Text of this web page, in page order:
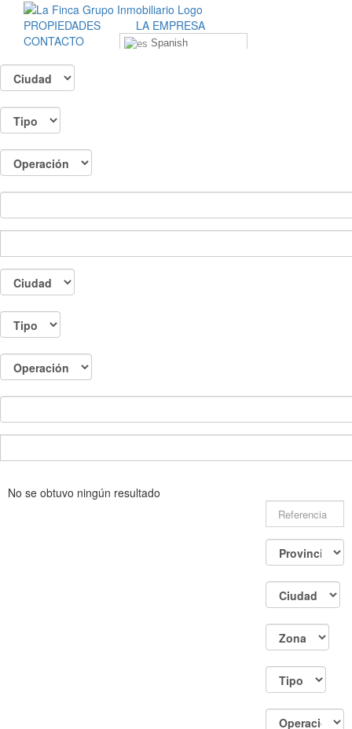
content
PROPIEDADES
LA EMPRESA
CONTACTO
Spanish
No se obtuvo ningún resultado